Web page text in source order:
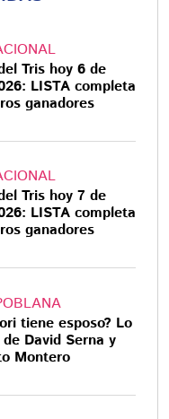
Tris hoy 6 de
LISTA completa
ganadores
Tris hoy 7 de
LISTA completa
ganadores
tiene esposo? Lo
David Serna y
Montero